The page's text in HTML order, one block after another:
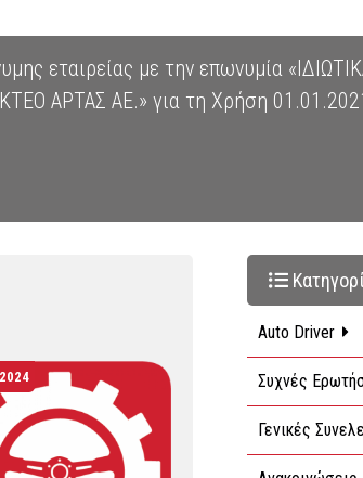
εταιρείας με την επωνυμία
ΑΡΤΑΣ ΑΕ.» για τη Χρήση
11 Aug 2022
Auto Driver
Συχνές
Γενικές